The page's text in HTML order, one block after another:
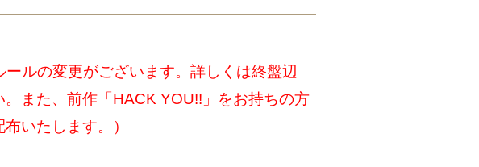
ルの変更がございます。詳しくは終盤辺
また、前作「HACK YOU!!」をお持ちの方
いたします。）